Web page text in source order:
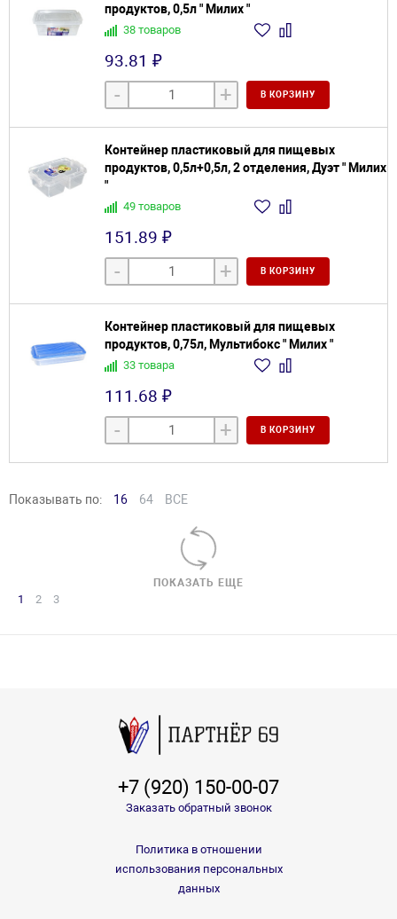
продуктов, 0,5л " Милих "
38 товаров
93.81 ₽
- + В КОРЗИНУ
Контейнер пластиковый для пищевых
продуктов, 0,5л+0,5л, 2 отделения, Дуэт " Милих
"
49 товаров
151.89 ₽
- + В КОРЗИНУ
Контейнер пластиковый для пищевых
продуктов, 0,75л, Мультибокс " Милих "
33 товара
111.68 ₽
- + В КОРЗИНУ
Показывать по: 16 64 ВСЕ
ПОКАЗАТЬ ЕЩЕ
1 2 3
+7 (920) 150-00-07
Заказать обратный звонок
Политика в отношении
использования персональных
данных